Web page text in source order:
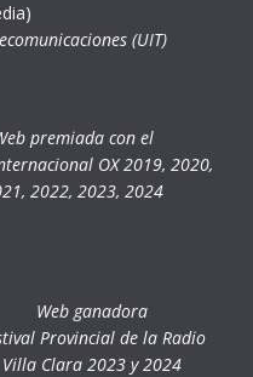
(UIT)
premiada con el
OX 2019, 2020,
2022, 2023, 2024
Web ganadora
Provincial de la Radio
Villa Clara 2023 y 2024